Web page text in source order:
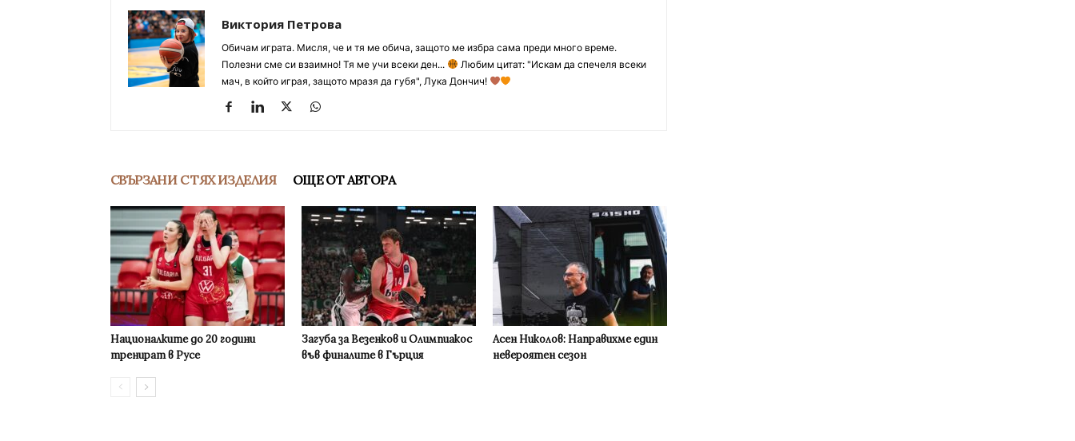
Виктория Петрова
Обичам играта. Мисля, че и тя ме обича, защото ме избра сама преди много време.
Полезни сме си взаимно! Тя ме учи всеки ден...
Любим цитат: "Искам да спечеля всеки
мач, в който играя, защото мразя да губя", Лука Дончич!
СВЪРЗАНИ С ТЯХ ИЗДЕЛИЯ ОЩЕ ОТ АВТОРА
Националките до 20 години
тренират в Русе
Загуба за Везенков и Олимпиакос
във финалите в Гърция
Асен Николов: Направихме един
невероятен сезон